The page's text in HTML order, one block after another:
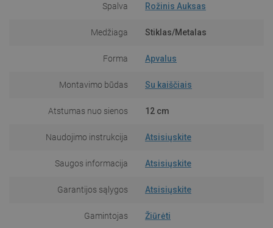
Spalva Rožinis Auksas
Medžiaga Stiklas/Metalas
Forma Apvalus
Montavimo būdas Su kaiščiais
Atstumas nuo sienos 12 cm
Naudojimo instrukcija Atsisiųskite
Saugos informacija Atsisiųskite
Garantijos sąlygos Atsisiųskite
Gamintojas Žiūrėti